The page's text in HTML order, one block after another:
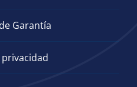
Garantía